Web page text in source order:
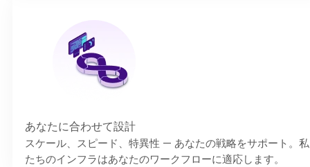
あなたに合わせて設計
スケール、スピード、特異性 — あなたの戦略をサポート。私
たちのインフラはあなたのワークフローに適応します。